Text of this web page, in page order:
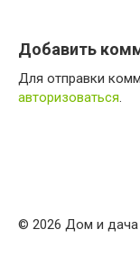
Добавить
Для отправки
авторизоваться.
© 2026 Дом и дача